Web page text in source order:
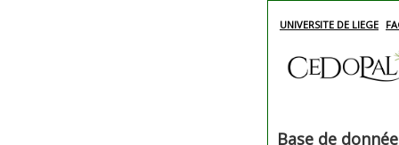
UNIVERSITE DE LIEGE
Base de